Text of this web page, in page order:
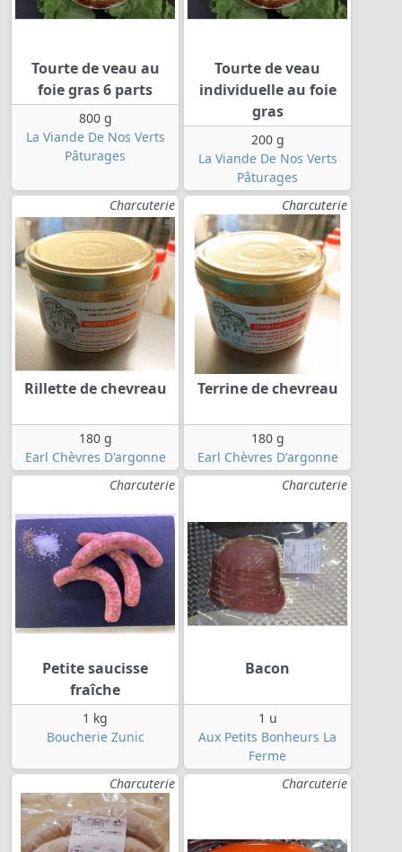
Tourte de veau au
foie gras 6 parts
800 g
La Viande De Nos Verts
Pâturages
Tourte de veau
individuelle au foie
gras
200 g
La Viande De Nos Verts
Pâturages
Charcuterie
Rillette de chevreau
180 g
Earl Chèvres D'argonne
Charcuterie
Terrine de chevreau
180 g
Earl Chèvres D'argonne
Charcuterie
Petite saucisse
fraîche
1 kg
Boucherie Zunic
Charcuterie
Bacon
1 u
Aux Petits Bonheurs La
Ferme
Charcuterie
Charcuterie